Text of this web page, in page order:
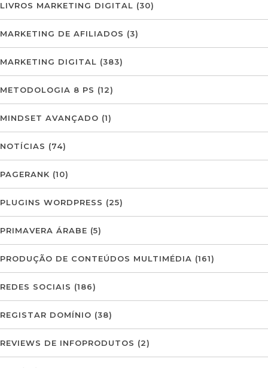
LIVROS MARKETING DIGITAL (30)
MARKETING DE AFILIADOS (3)
MARKETING DIGITAL (383)
METODOLOGIA 8 PS (12)
MINDSET AVANÇADO (1)
NOTÍCIAS (74)
PAGERANK (10)
PLUGINS WORDPRESS (25)
PRIMAVERA ÁRABE (5)
PRODUÇÃO DE CONTEÚDOS MULTIMÉDIA (161)
REDES SOCIAIS (186)
REGISTAR DOMÍNIO (38)
REVIEWS DE INFOPRODUTOS (2)